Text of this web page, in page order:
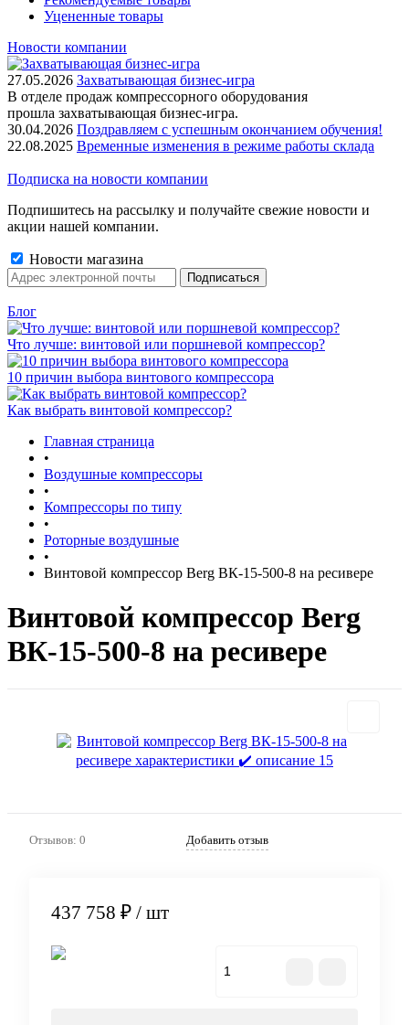
Уцененные товары
Новости компании
27.05.2026 Захватывающая бизнес-игра
В отделе продаж компрессорного оборудования
прошла захватывающая бизнес-игра.
30.04.2026 Поздравляем с успешным окончанием обучения!
22.08.2025 Временные изменения в режиме работы склада
Подписка на новости компании
Подпишитесь на рассылку и получайте свежие новости и
акции нашей компании.
Новости магазина
Блог
Что лучше: винтовой или поршневой компрессор?
10 причин выбора винтового компрессора
Как выбрать винтовой компрессор?
Главная страница
•
Воздушные компрессоры
•
Компрессоры по типу
•
Роторные воздушные
•
Винтовой компрессор Berg ВК-15-500-8 на ресивере
Винтовой компрессор Berg
ВК-15-500-8 на ресивере
Отзывов: 0 Добавить отзыв
437 758 ₽ / шт